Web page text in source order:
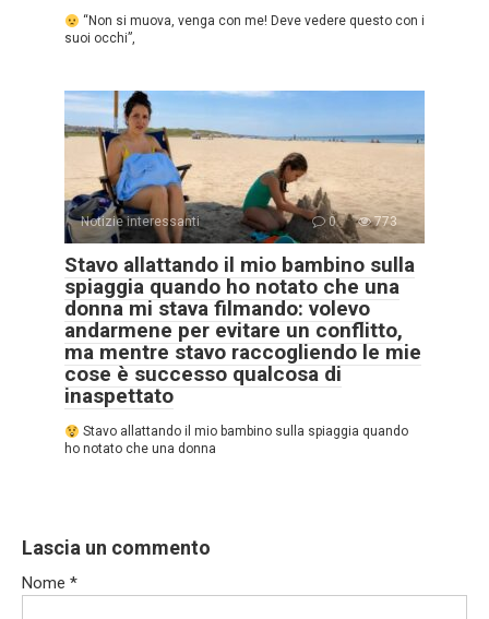
“Non si muova, venga con me! Deve vedere questo con i
suoi occhi”,
Notizie interessanti 0 773
Stavo allattando il mio bambino sulla
spiaggia quando ho notato che una
donna mi stava filmando: volevo
andarmene per evitare un conflitto,
ma mentre stavo raccogliendo le mie
cose è successo qualcosa di
inaspettato
Stavo allattando il mio bambino sulla spiaggia quando
ho notato che una donna
Lascia un commento
Nome *